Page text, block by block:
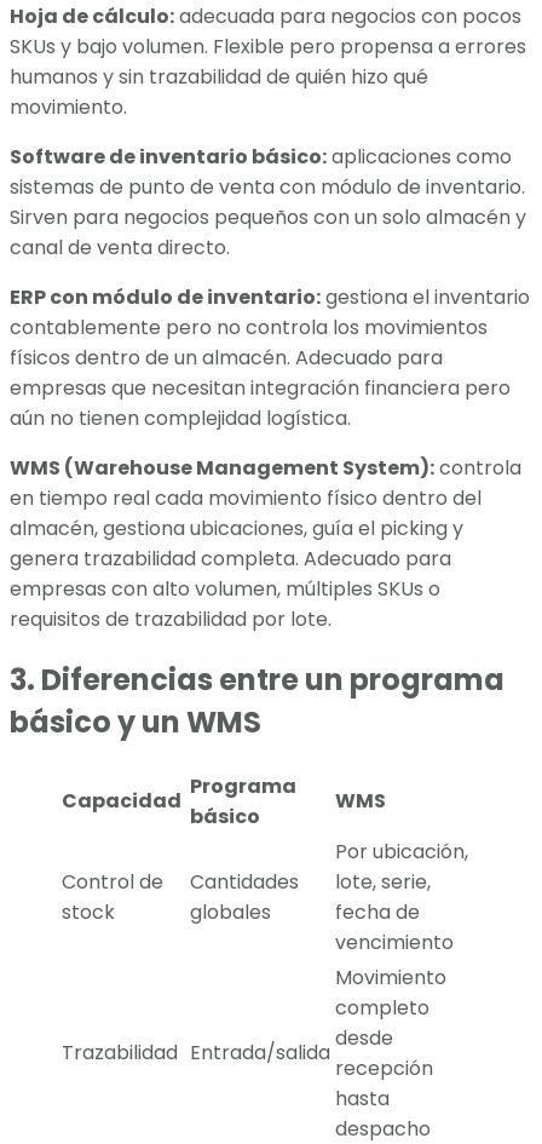
Hoja de cálculo:adecuada para negocios con pocos
SKUs y bajo volumen. Flexible pero propensa a errores
humanos y sin trazabilidad de quién hizo qué
movimiento.
Software de inventario básico:aplicaciones como
sistemas de punto de venta con módulo de inventario.
Sirven para negocios pequeños con un solo almacén y
canal de venta directo.
ERP con módulo de inventario:gestiona el inventario
contablemente pero no controla los movimientos
físicos dentro de un almacén. Adecuado para
empresas que necesitan integración financiera pero
aún no tienen complejidad logística.
WMS (Warehouse Management System):controla
en tiempo real cada movimiento físico dentro del
almacén, gestiona ubicaciones, guía el picking y
genera trazabilidad completa. Adecuado para
empresas con alto volumen, múltiples SKUs o
requisitos de trazabilidad por lote.
3. Diferencias entre un programa
básico y un WMS
Capacidad
Programa
básico
WMS
Control de
stock
Cantidades
globales
Por ubicación,
lote, serie,
fecha de
vencimiento
Trazabilidad Entrada/salida
Movimiento
completo
desde
recepción
hasta
despacho